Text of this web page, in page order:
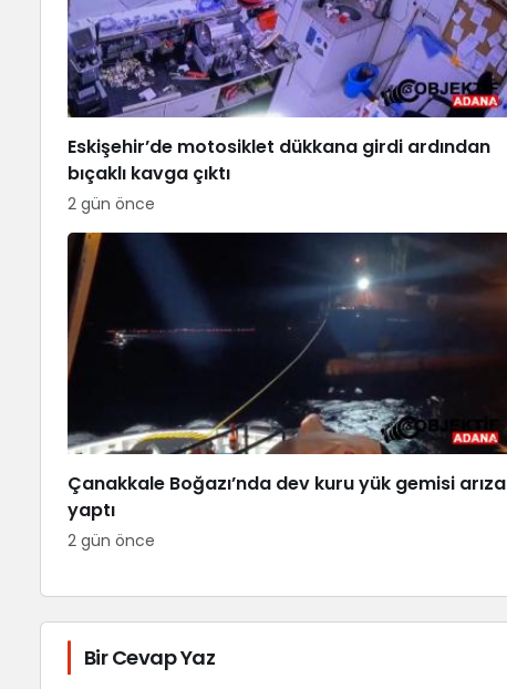
Eskişehir’de motosiklet dükkana girdi ardından
bıçaklı kavga çıktı
2 gün önce
Çanakkale Boğazı’nda dev kuru yük gemisi arıza
yaptı
2 gün önce
Bir Cevap Yaz